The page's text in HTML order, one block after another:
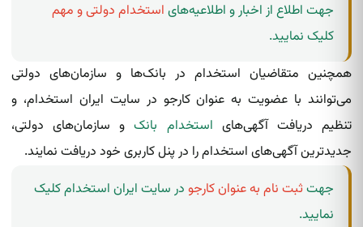
جهت اطلاع از اخبار و اطلاعیه‌های استخدام دولتی و مهم
کلیک نمایید.
همچنین متقاضیان استخدام در بانک‌ها و سازمان‌های دولتی
می‌توانند با عضویت به عنوان کارجو در سایت ایران استخدام، و
تنظیم دریافت آگهی‌های استخدام بانکو سازمان‌های دولتی،
جدیدترین آگهی‌های استخدام را در پنل کاربری خود دریافت نمایند.
جهتثبت نام به عنوان کارجو در سایت ایران استخدام کلیک
نمایید.